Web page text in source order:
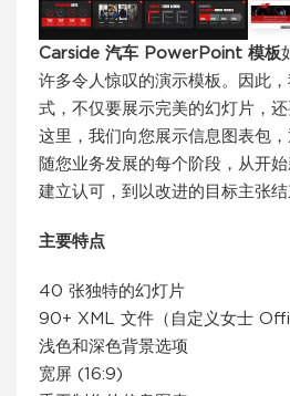
Carside 汽车 PowerPoint 模板
许多令人惊叹的演示模板。因此
式，不仅要展示完美的幻灯片，
这里，我们向您展示信息图表包
随您业务发展的每个阶段，从开
建立认可，到以改进的目标主张结
主要特点
40 张独特的幻灯片
90+ XML 文件（自定义女士
浅色和深色背景选项
宽屏 (16:9)